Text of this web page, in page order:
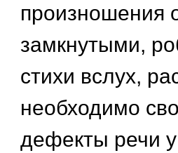
произношения
замкнутыми,
стихи вслух,
необходимо
дефекты речи